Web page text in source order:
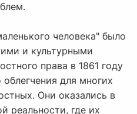
человека" было
и культурными
права в 1861 году
для многих
Они оказались в
реальности, где их